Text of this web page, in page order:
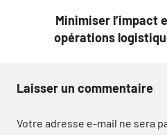
Minimiser l’impact
opérations
Laisser un commentaire
Votre adresse e-mail ne sera